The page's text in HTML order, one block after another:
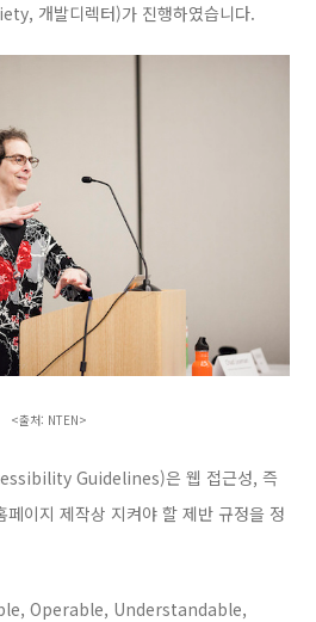
, 개발디렉터)가 진행하였습니다.
<출처: NTEN>
Guidelines)은 웹 접근성, 즉
페이지 제작상 지켜야 할 제반 규정을 정
Operable, Understandable,